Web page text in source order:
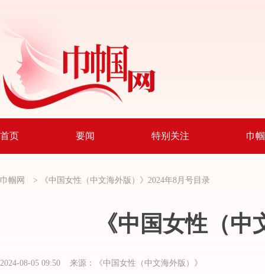
首页 要闻 特别关注 巾
巾帼网 > 《中国女性（中文海外版）》2024年8月号目录
《中国女性（
2024-08-05 09:50 来源：《中国女性（中文海外版）》